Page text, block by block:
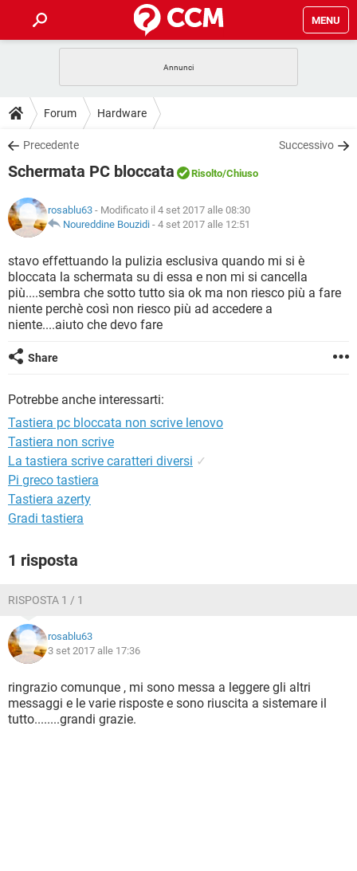
MENU
INTRATTENIMENTO
iOS
INSTAGRAM WHATSAPP
TIKTOK
HARDWARE
GUIDE
COVID-19
INSTAGRAM WHATSAPP
TIKTOK
HARDWARE
DOWNLOAD
COVID-19 GAMING
INTRATTENIMENTO
iOS WINDOWS 10
INSTAGRAM WHATSAPP
TIKTOK FACEBOOK
HARDWARE
COVID-19 GAMING
INTRATTENIMENTO
iOS WINDOWS 10
INSTAGRAM WHATSAPP
TIKTOK
HARDWARE
GLOSSARIO
COVID-19 GAMING
INTRATTENIMENTO ANDROID
iOS WINDOWS 10
TIKTOK
Forum Hardware
Precedente Successivo
Schermata PC bloccata Risolto/Chiuso
rosablu63 - Modificato il 4 set 2017 alle 08:30
Noureddine Bouzidi - 4 set 2017 alle 12:51
stavo effettuando la pulizia esclusiva quando mi si è
bloccata la schermata su di essa e non mi si cancella
più....sembra che sotto tutto sia ok ma non riesco più a fare
niente perchè così non riesco più ad accedere a
niente....aiuto che devo fare
Share
Potrebbe anche interessarti:
Tastiera pc bloccata non scrive lenovo
Tastiera non scrive
La tastiera scrive caratteri diversi ✓
Pi greco tastiera
Tastiera azerty
Gradi tastiera
1 risposta
RISPOSTA 1 / 1
rosablu63
3 set 2017 alle 17:36
ringrazio comunque , mi sono messa a leggere gli altri
messaggi e le varie risposte e sono riuscita a sistemare il
tutto........grandi grazie.